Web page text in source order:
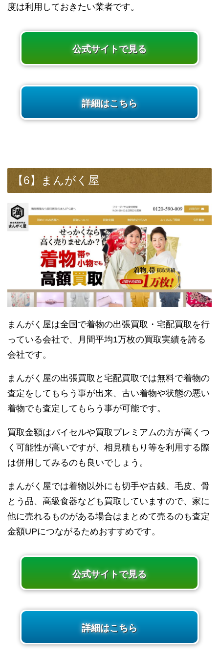
度は利用しておきたい業者です。
公式サイトで見る
詳細はこちら
【6】まんがく屋
まんがく屋は全国で着物の出張買取・宅配買取を行
っている会社で、月間平均1万枚の買取実績を誇る
会社です。
まんがく屋の出張買取と宅配買取では無料で着物の
査定をしてもらう事が出来、古い着物や状態の悪い
着物でも査定してもらう事が可能です。
買取金額はバイセルや買取プレミアムの方が高くつ
く可能性が高いですが、相見積もり等を利用する際
は併用してみるのも良いでしょう。
まんがく屋では着物以外にも切手や古銭、毛皮、骨
とう品、高級食器なども買取していますので、家に
他に売れるものがある場合はまとめて売るのも査定
金額UPにつながるためおすすめです。
公式サイトで見る
詳細はこちら